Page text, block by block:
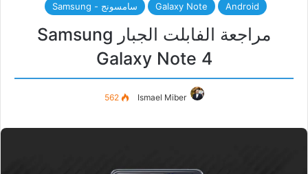
Android
Galaxy Note سامسونج - Samsung
مراجعة الفابلت الجبار Samsung
Galaxy Note 4
Ismael Miber
562